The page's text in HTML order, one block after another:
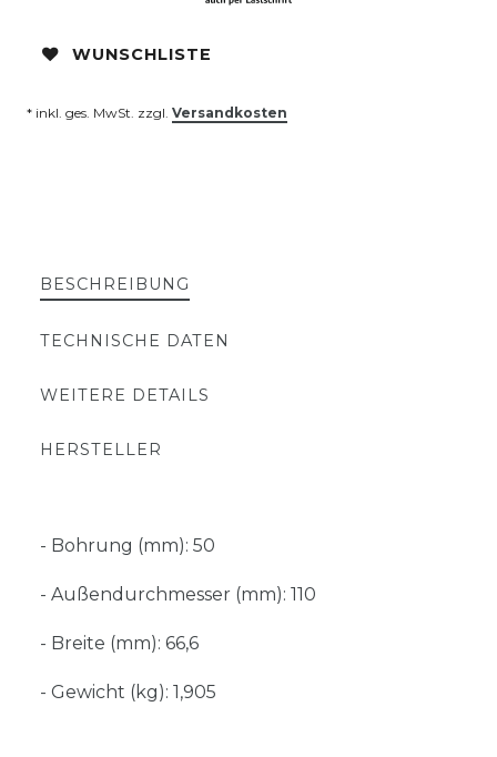
WUNSCHLISTE
* inkl. ges. MwSt. zzgl. Versandkosten
BESCHREIBUNG
TECHNISCHE DATEN
WEITERE DETAILS
HERSTELLER
- Bohrung (mm): 50
- Außendurchmesser (mm): 110
- Breite (mm): 66,6
- Gewicht (kg): 1,905